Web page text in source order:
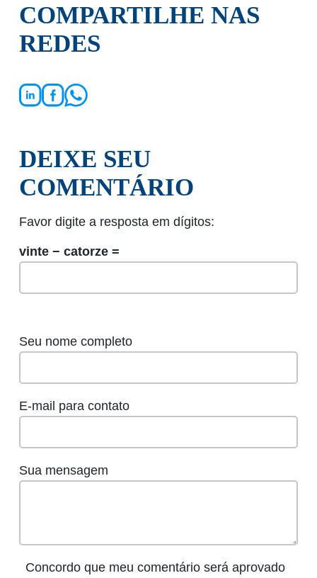
COMPARTILHE NAS
REDES
DEIXE SEU
COMENTÁRIO
Sua mensagem
Seu nome completo
E-mail para contato
Concordo que meu comentário será aprovado
Favor digite a resposta em dígitos:
vinte − catorze =